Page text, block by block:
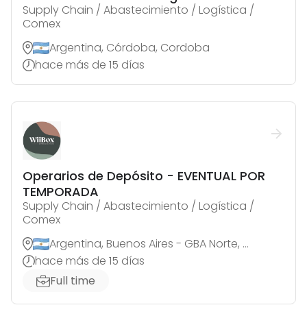
Supply Chain / Abastecimiento / Logística /
Comex
Argentina, Córdoba, Cordoba
hace más de 15 días
Operarios de Depósito - EVENTUAL POR
TEMPORADA
Supply Chain / Abastecimiento / Logística /
Comex
Argentina, Buenos Aires - GBA Norte, Florida Oeste
hace más de 15 días
Full time